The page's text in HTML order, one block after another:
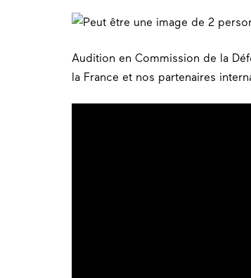
Audition en Commission de la
la France et nos partenaires